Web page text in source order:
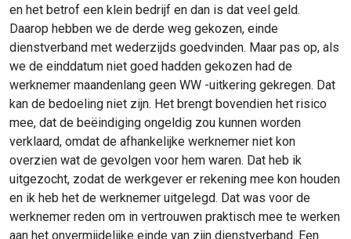
en het betrof een klein bedrijf en dan is dat veel geld.
Daarop hebben we de derde weg gekozen, einde
dienstverband met wederzijds goedvinden. Maar pas op, als
we de einddatum niet goed hadden gekozen had de
werknemer maandenlang geen WW -uitkering gekregen. Dat
kan de bedoeling niet zijn. Het brengt bovendien het risico
mee, dat de beëindiging ongeldig zou kunnen worden
verklaard, omdat de afhankelijke werknemer niet kon
overzien wat de gevolgen voor hem waren. Dat heb ik
uitgezocht, zodat de werkgever er rekening mee kon houden
en ik heb het de werknemer uitgelegd. Dat was voor de
werknemer reden om in vertrouwen praktisch mee te werken
aan het onvermijdelijke einde van zijn dienstverband. Een